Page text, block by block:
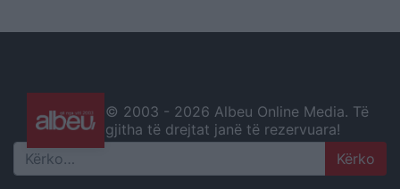
© 2003 - 2026 Albeu Online Media. Të
gjitha të drejtat janë të rezervuara!
Search